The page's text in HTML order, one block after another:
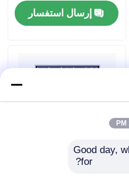
إرسال استفسار
Good day,
for?